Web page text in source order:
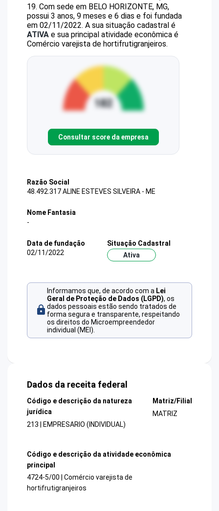
19. Com sede em BELO HORIZONTE, MG,
possui 3 anos, 9 meses e 6 dias e foi fundada
em 02/11/2022. A sua situação cadastral é
ATIVA e sua principal atividade econômica é
Comércio varejista de hortifrutigranjeiros.
Consultar score da empresa
Razão Social
48.492.317 ALINE ESTEVES SILVEIRA - ME
Nome Fantasia
-
Data de fundação
02/11/2022
Situação Cadastral
Ativa
Informamos que, de acordo com a Lei
Geral de Proteção de Dados (LGPD), os
dados pessoais estão sendo tratados de
forma segura e transparente, respeitando
os direitos do Microempreendedor
individual (MEI).
Dados da receita federal
Código e descrição da natureza
jurídica
213 | EMPRESARIO (INDIVIDUAL)
Matriz/Filial
MATRIZ
Código e descrição da atividade econômica
principal
4724-5/00 | Comércio varejista de
hortifrutigranjeiros